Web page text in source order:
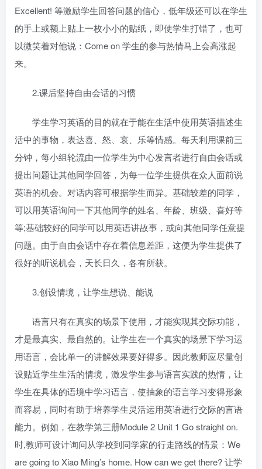
Excellent! 等激励学生回答问题的信心，低年级还可以在学生
的手上或额上贴上一枚小小的贴纸，即使学生打错了，也可
以微笑着对他说：Come on 学生的参与热情马上会高涨起
来。
2.课后坚持自由会话的习惯
学生学习英语的目的就在于能在生活中使用英语描述生
活中的事物，表达喜、怒、哀、乐等情感。每天利用课前三
分钟，每小组轮流由一位学生为中心发言者进行自由会话或
提出问题让其他同学回答，为每一位学生提供在众人面前说
英语的机会。对话内容可根据学生而异。基础较差的同学，
可以用英语询问一下其他同学的姓名、年龄、班级、喜好等
等;基础较好的同学可以用英语讲故事，或向其他同学任意提
问题。由于自由会话中存在着信息差距，这便为学生提供了
很好的听说机会，天长日久，各有所获。
3.创设情境，让学生想说、能说
语言只有在真实的场景下使用，才能实现其交际功能，
才是最真实、最自然的。让学生在一个真实的场景下学习运
用语言，会比单一的讲解效果要好得多。因此教师应尽量创
设贴近学生生活的情境，激发学生参与语言实践的热情，让
学生在具体的语境中学习语言，使抽象的语言学习变得形象
而容易，同时有助于培养学生灵活运用英语进行交际的言语
能力。例如，在教学第三册Module 2 Unit 1 Go straight on.
时,教师可设计询问从学校到同学家的行走路线的情景：We
are going to Xiao Ming’s home. How can we get there? 让学